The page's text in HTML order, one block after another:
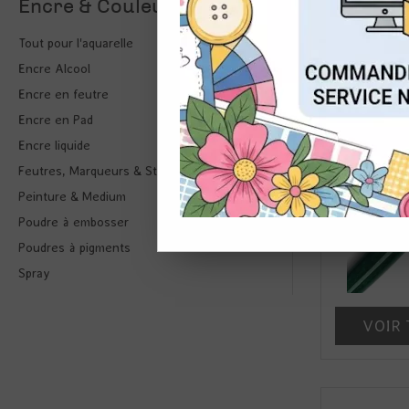
Encre & Couleur
Tout pour l'aquarelle
Encre Alcool
Encre en feutre
Encre en Pad
Encre liquide
Feutres, Marqueurs & Stylo
Peinture & Medium
Poudre à embosser
Poudres à pigments
Spray
VOIR